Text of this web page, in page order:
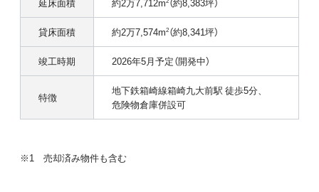
貸床面積 約2万7,574m2（約8,341坪）
竣工時期 2026年5月予定（開発中）
特徴
地下鉄箱崎線箱崎九大前駅 徒歩5分、
危険物倉庫併設可
※1 売却済み物件も含む